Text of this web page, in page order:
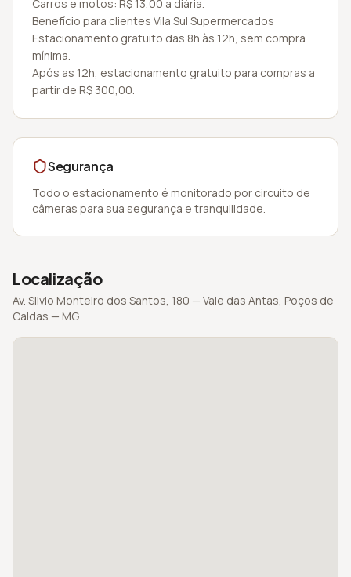
Carros e motos: R$ 13,00 a diária.
Benefício para clientes Vila Sul Supermercados
Estacionamento gratuito das 8h às 12h, sem compra
mínima.
Após as 12h, estacionamento gratuito para compras a
partir de R$ 300,00.
Segurança
Todo o estacionamento é monitorado por circuito de
câmeras para sua segurança e tranquilidade.
Localização
Av. Silvio Monteiro dos Santos, 180 — Vale das Antas, Poços de
Caldas — MG